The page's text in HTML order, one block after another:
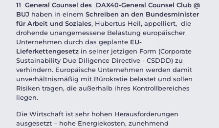
11 General Counsel des DAX40-General Counsel Club @
BUJ haben in einem Schreiben an den Bundesminister
für Arbeit und Soziales, Hubertus Heil, appelliert, die
drohende unangemessene Belastung europäischer
Unternehmen durch das geplante EU-
Lieferkettengesetz in seiner jetzigen Form (Corporate
Sustainability Due Diligence Directive - CSDDD) zu
verhindern. Europäische Unternehmen werden damit
unverhältnismäßig mit Bürokratie belastet und sollen
Risiken tragen, die außerhalb ihres Kontrollbereiches
liegen.
Die Wirtschaft ist sehr hohen Herausforderungen
ausgesetzt – hohe Energiekosten, zunehmend